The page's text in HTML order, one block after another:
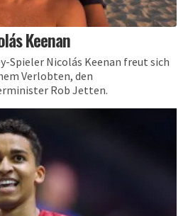
Keenan
Spieler Nicolás Keenan freut sich
Verlobten, den
Rob Jetten.